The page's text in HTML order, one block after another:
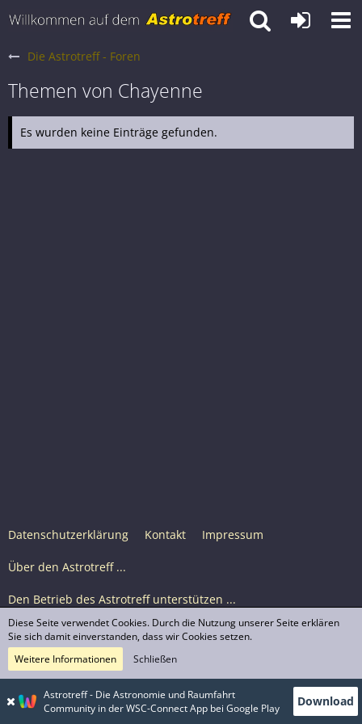
Die Astrotreff - Foren
Themen von Chayenne
Es wurden keine Einträge gefunden.
Datenschutzerklärung Kontakt Impressum
Über den Astrotreff ...
Den Betrieb des Astrotreff unterstützen ...
Nutzungsbedingungen
© Astrotreff 2001-2026, lizenziert unter CC BY-SA,
sofern für einzelne Inhalte nicht anders angegeben
Astrotreff - Die Astronomie und Raumfahrt
Community in der WSC-Connect App bei Google Play
Download
Diese Seite verwendet Cookies. Durch die Nutzung unserer Seite erklären
Sie sich damit einverstanden, dass wir Cookies setzen.
Weitere Informationen
Schließen